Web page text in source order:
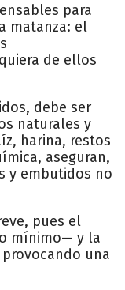
para
matanza: el
de ellos
debe ser
naturales y
harina, restos
aseguran,
y embutidos no
pues el
mínimo— y la
una